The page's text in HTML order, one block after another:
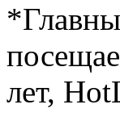
лет,